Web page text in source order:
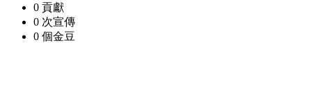
0 貢獻
0 次宣傳
0 個金豆